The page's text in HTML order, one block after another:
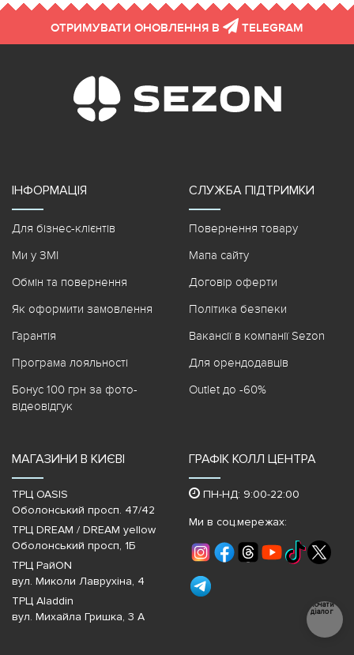
ОТРИМУВАТИ ОНОВЛЕННЯ В TELEGRAM
ІНФОРМАЦІЯ
Для бізнес-клієнтів
Ми у ЗМІ
Обмін та повернення
Як оформити замовлення
Гарантія
Програма лояльності
Бонус 100 грн за фото-
відеовідгук
СЛУЖБА ПІДТРИМКИ
Повернення товару
Мапа сайту
Договір оферти
Політика безпеки
Вакансії в компанії Sezon
Для орендодавців
Outlet до -60%
МАГАЗИНИ В КИЄВІ
ТРЦ OASIS
Оболонський просп. 47/42
ТРЦ DREAM / DREAM yellow
Оболонський просп, 1Б
ТРЦ РайON
вул. Миколи Лаврухіна, 4
ТРЦ Aladdin
вул. Михайла Гришка, 3 А
ГРАФІК КОЛЛ ЦЕНТРА
ПН-НД: 9:00-22:00
Ми в соц.мережах:
Почати
діалог